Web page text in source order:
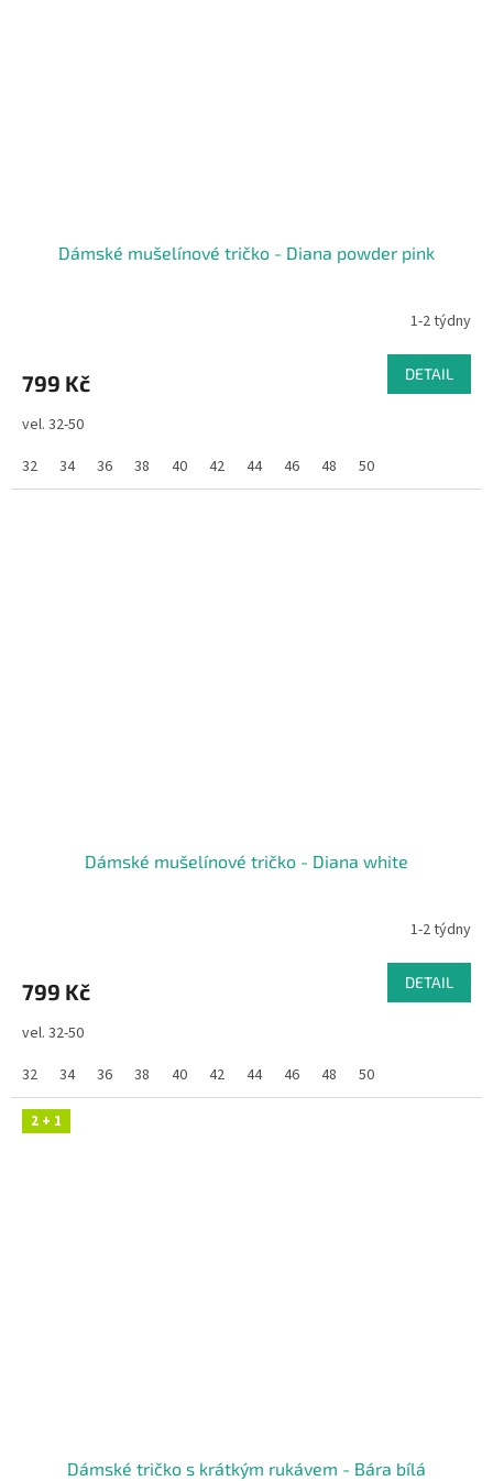
Dámské mušelínové tričko - Diana powder pink
1-2 týdny
799 Kč DETAIL
vel. 32-50
32
34 36 38 40 42 44 46 48 50
Dámské mušelínové tričko - Diana white
1-2 týdny
799 Kč DETAIL
vel. 32-50
32
34 36 38 40 42 44 46 48 50
2 + 1
Dámské tričko s krátkým rukávem - Bára bílá